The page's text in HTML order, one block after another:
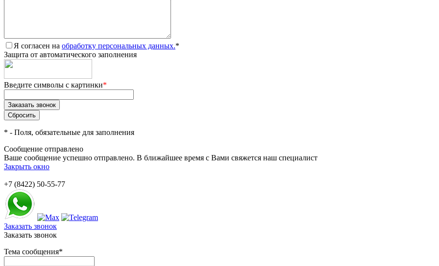
Я согласен на обработку персональных данных.*
Защита от автоматического заполнения
Введите символы с картинки*
* - Поля, обязательные для заполнения
Сообщение отправлено
Ваше сообщение успешно отправлено. В ближайшее время с Вами свяжется наш специалист
Закрыть окно
+7 (8422) 50-55-77
Заказать звонок
Заказать звонок
Тема сообщения*